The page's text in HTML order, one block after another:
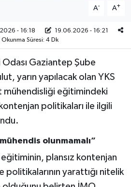
A- A+
- 16:18
19.06.2026 - 16:21
Okunma Süresi: 4 Dk
Gaziantep Şube
yarın yapılacak olan YKS
mühendisliği eğitimindeki
politikaları ile ilgili
olunmamalı”
plansız kontenjan
politikalarının yarattığı nitelik